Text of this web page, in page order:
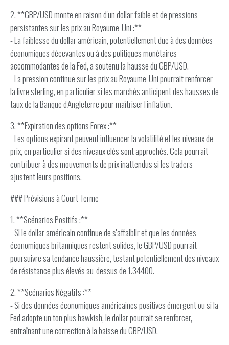
2. **GBP/USD monte en raison d'un dollar faible et de pressions
persistantes sur les prix au Royaume-Uni :**
- La faiblesse du dollar américain, potentiellement due à des données
économiques décevantes ou à des politiques monétaires
accommodantes de la Fed, a soutenu la hausse du GBP/USD.
- La pression continue sur les prix au Royaume-Uni pourrait renforcer
la livre sterling, en particulier si les marchés anticipent des hausses de
taux de la Banque d'Angleterre pour maîtriser l'inflation.
3. **Expiration des options Forex :**
- Les options expirant peuvent influencer la volatilité et les niveaux de
prix, en particulier si des niveaux clés sont approchés. Cela pourrait
contribuer à des mouvements de prix inattendus si les traders
ajustent leurs positions.
### Prévisions à Court Terme
1. **Scénarios Positifs :**
- Si le dollar américain continue de s'affaiblir et que les données
économiques britanniques restent solides, le GBP/USD pourrait
poursuivre sa tendance haussière, testant potentiellement des niveaux
de résistance plus élevés au-dessus de 1.34400.
2. **Scénarios Négatifs :**
- Si des données économiques américaines positives émergent ou si la
Fed adopte un ton plus hawkish, le dollar pourrait se renforcer,
entraînant une correction à la baisse du GBP/USD.